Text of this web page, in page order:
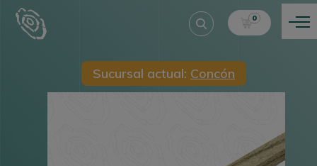
0
Sucursal actual: Concón